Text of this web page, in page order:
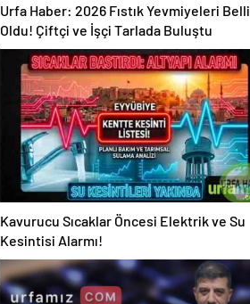
Urfa Haber: 2026 Fıstık Yevmiyeleri Belli
Oldu! Çiftçi ve İşçi Tarlada Buluştu
Kavurucu Sıcaklar Öncesi Elektrik ve Su
Kesintisi Alarmı!